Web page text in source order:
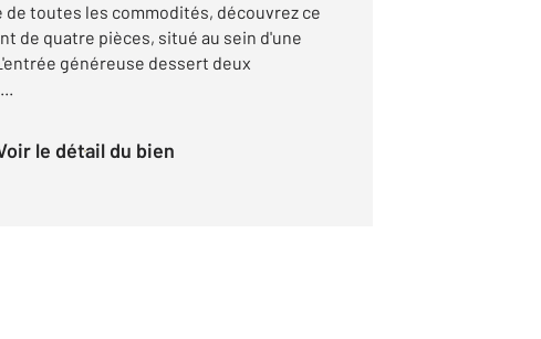
toutes les commodités, découvrez ce
de quatre pièces, situé au sein d'une
généreuse dessert deux
Voir le détail du bien